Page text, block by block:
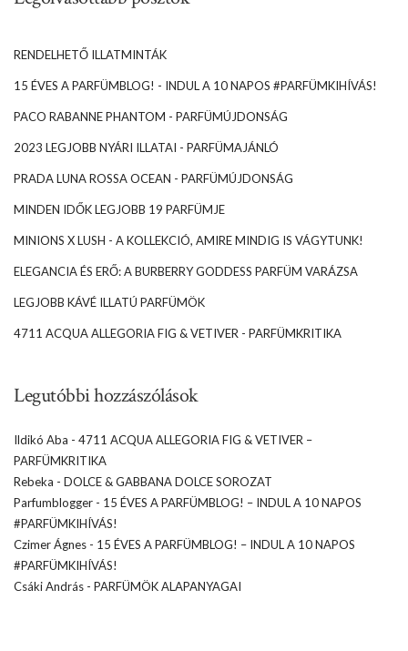
RENDELHETŐ ILLATMINTÁK
15 ÉVES A PARFÜMBLOG! - INDUL A 10 NAPOS #PARFÜMKIHÍVÁS!
PACO RABANNE PHANTOM - PARFÜMÚJDONSÁG
2023 LEGJOBB NYÁRI ILLATAI - PARFÜMAJÁNLÓ
PRADA LUNA ROSSA OCEAN - PARFÜMÚJDONSÁG
MINDEN IDŐK LEGJOBB 19 PARFÜMJE
MINIONS X LUSH - A KOLLEKCIÓ, AMIRE MINDIG IS VÁGYTUNK!
ELEGANCIA ÉS ERŐ: A BURBERRY GODDESS PARFÜM VARÁZSA
LEGJOBB KÁVÉ ILLATÚ PARFÜMÖK
4711 ACQUA ALLEGORIA FIG & VETIVER - PARFÜMKRITIKA
Legutóbbi hozzászólások
Ildikó Aba - 4711 ACQUA ALLEGORIA FIG & VETIVER –
PARFÜMKRITIKA
Rebeka - DOLCE & GABBANA DOLCE SOROZAT
Parfumblogger - 15 ÉVES A PARFÜMBLOG! – INDUL A 10 NAPOS
#PARFÜMKIHÍVÁS!
Czimer Ágnes - 15 ÉVES A PARFÜMBLOG! – INDUL A 10 NAPOS
#PARFÜMKIHÍVÁS!
Csáki András - PARFÜMÖK ALAPANYAGAI